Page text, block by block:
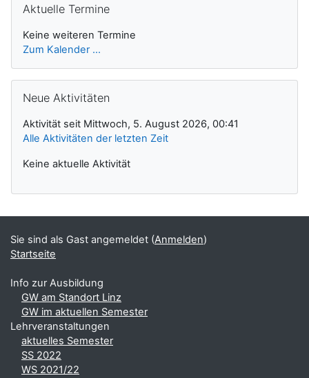
Aktuelle Termine
Keine weiteren Termine
Zum Kalender ...
Neue Aktivitäten
Aktivität seit Mittwoch, 5. August 2026, 00:41
Alle Aktivitäten der letzten Zeit
Keine aktuelle Aktivität
Sie sind als Gast angemeldet (Anmelden)
Startseite
Info zur Ausbildung
GW am Standort Linz
GW im aktuellen Semester
Lehrveranstaltungen
aktuelles Semester
SS 2022
WS 2021/22